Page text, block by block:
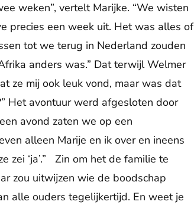
weken”, vertelt Marijke. “We wisten
precies een week uit. Het was alles of
tot we terug in Nederland zouden
anders was.” Dat terwijl Welmer
ze mij ook leuk vond, maar was dat
Het avontuur werd afgesloten door
avond zaten we op een
alleen Marije en ik over en ineens
zei ‘ja’.” Zin om het de familie te
zou uitwijzen wie de boodschap
alle ouders tegelijkertijd. En weet je